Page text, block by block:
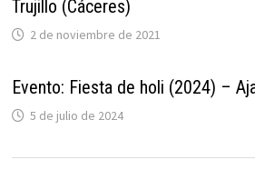
Trujillo (Cáceres)
2 de noviembre de 2021
Evento: Fiesta de holi (2024) –
5 de julio de 2024